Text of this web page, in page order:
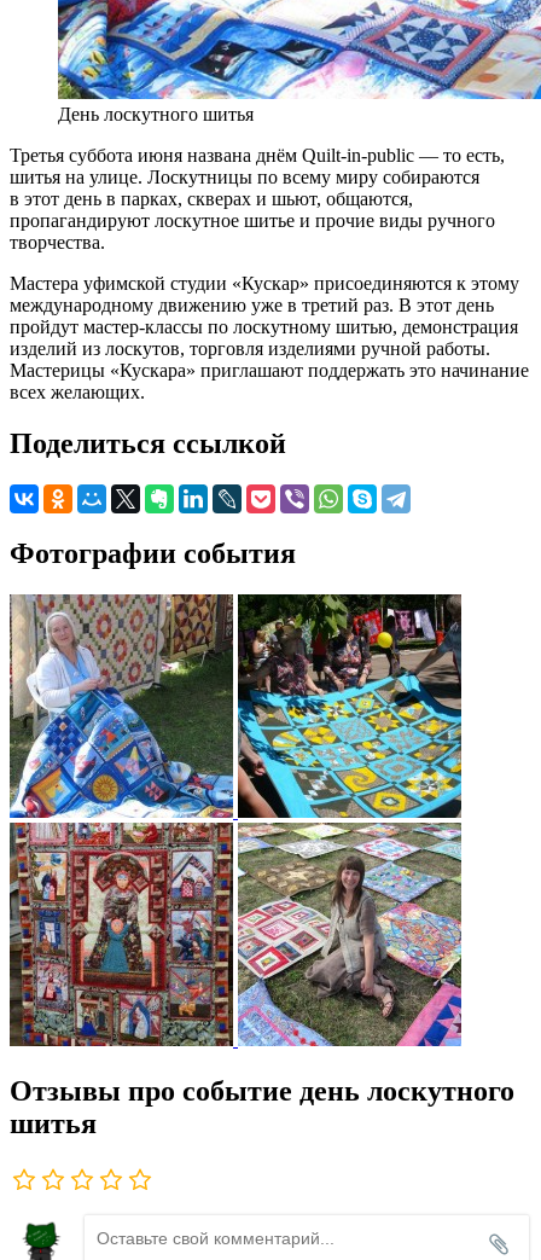
День лоскутного шитья
Третья суббота июня названа днём Quilt-in-public — то есть,
шитья на улице. Лоскутницы по всему миру собираются
в этот день в парках, скверах и шьют, общаются,
пропагандируют лоскутное шитье и прочие виды ручного
творчества.
Мастера уфимской студии «Кускар» присоединяются к этому
международному движению уже в третий раз. В этот день
пройдут мастер-классы по лоскутному шитью, демонстрация
изделий из лоскутов, торговля изделиями ручной работы.
Мастерицы «Кускара» приглашают поддержать это начинание
всех желающих.
Поделиться ссылкой
Фотографии события
Отзывы про событие день лоскутного
шитья